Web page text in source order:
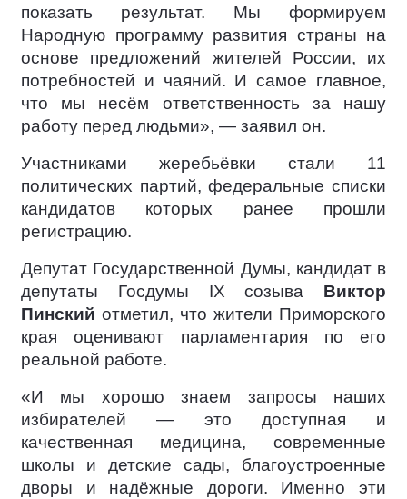
показать результат. Мы формируем
Народную программу развития страны на
основе предложений жителей России, их
потребностей и чаяний. И самое главное,
что мы несём ответственность за нашу
работу перед людьми», — заявил он.
Участниками жеребьёвки стали 11
политических партий, федеральные списки
кандидатов которых ранее прошли
регистрацию.
Депутат Государственной Думы, кандидат в
депутаты Госдумы IX созыва Виктор
Пинский отметил, что жители Приморского
края оценивают парламентария по его
реальной работе.
«И мы хорошо знаем запросы наших
избирателей — это доступная и
качественная медицина, современные
школы и детские сады, благоустроенные
дворы и надёжные дороги. Именно эти